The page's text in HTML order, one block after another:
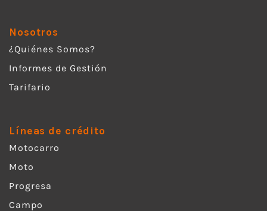
Nosotros
¿Quiénes Somos?
Informes de Gestión
Tarifario
Líneas de crédito
Motocarro
Moto
Progresa
Campo